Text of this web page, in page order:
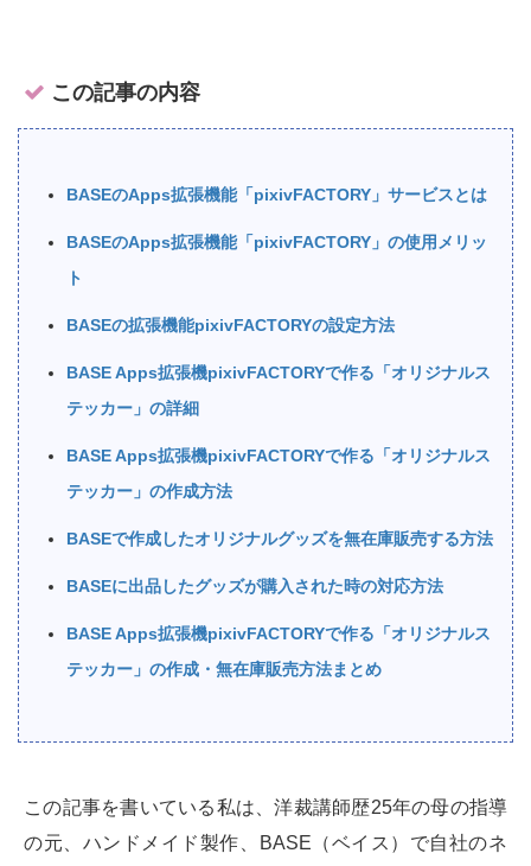
この記事の内容
BASEのApps拡張機能「pixivFACTORY」サービスとは
BASEのApps拡張機能「pixivFACTORY」の使用メリッ
ト
BASEの拡張機能pixivFACTORYの設定方法
BASE Apps拡張機pixivFACTORYで作る「オリジナルス
テッカー」の詳細
BASE Apps拡張機pixivFACTORYで作る「オリジナルス
テッカー」の作成方法
BASEで作成したオリジナルグッズを無在庫販売する方法
BASEに出品したグッズが購入された時の対応方法
BASE Apps拡張機pixivFACTORYで作る「オリジナルス
テッカー」の作成・無在庫販売方法まとめ
この記事を書いている私は、洋裁講師歴25年の母の指導
の元、ハンドメイド製作、BASE（ベイス）で自社のネ